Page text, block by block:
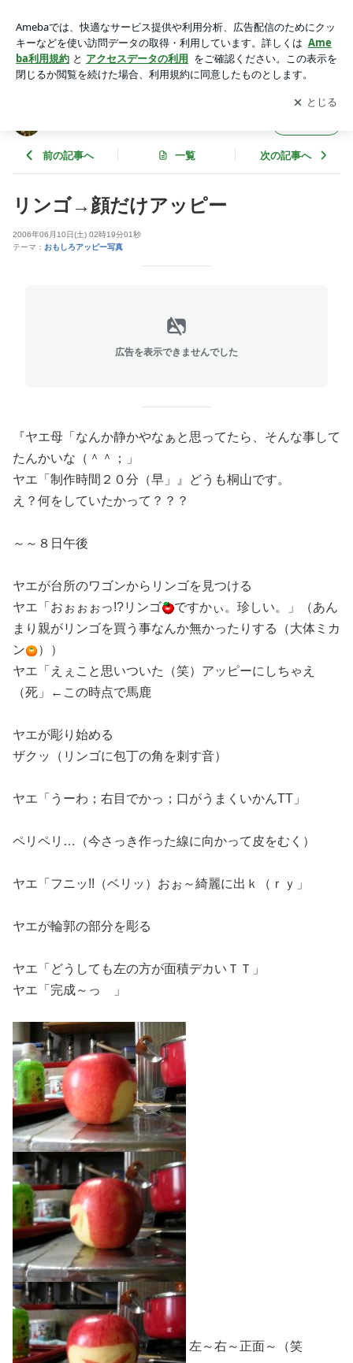
アプリをダウンロードして ブログの更新通知
を受け取りまし
ょう。
開く
前の記事へ 一覧 次の記事へ
リンゴ→顔だけアッピー
2006年06月10日(土) 02時19分01秒
テーマ： おもしろアッピー写真
広告を表示できませんでした
『ヤエ母「なんか静かやなぁと思ってたら、そんな事して
たんかいな（＾＾；」
ヤエ「制作時間２０分（早」』どうも桐山です。
え？何をしていたかって？？？
～～８日午後
ヤエが台所のワゴンからリンゴを見つける
ヤエ「おぉぉぉっ!?リンゴ
ですかぃ。珍しい。」（あん
まり親がリンゴを買う事なんか無かったりする（大体ミカ
ン
））
ヤエ「えぇこと思いついた（笑）アッピーにしちゃえ
（死」←この時点で馬鹿
ヤエが彫り始める
ザクッ（リンゴに包丁の角を刺す音）
ヤエ「うーわ；右目でかっ；口がうまくいかんTT」
ペリペリ…（今さっき作った線に向かって皮をむく）
ヤエ「フニッ!!（ベリッ）おぉ～綺麗に出ｋ（ｒｙ」
ヤエが輪郭の部分を彫る
ヤエ「どうしても左の方が面積デカいＴＴ」
ヤエ「完成～っ
」
左～右～正面～（笑